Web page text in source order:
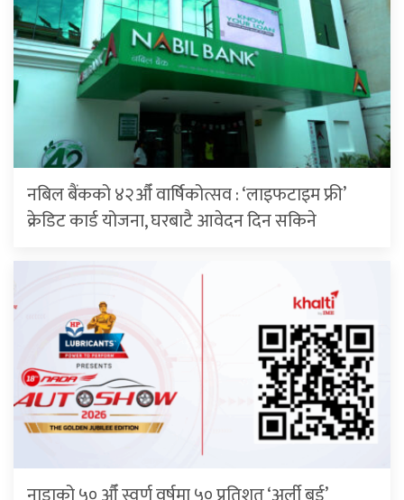
नबिल बैंकको ४२औँ वार्षिकोत्सव : ‘लाइफटाइम फ्री’
क्रेडिट कार्ड योजना, घरबाटै आवेदन दिन सकिने